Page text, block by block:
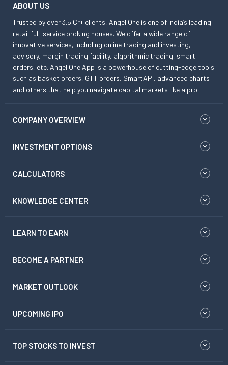
ABOUT US
Trusted by over 3.5 Cr+ clients, Angel One is one of India’s leading
retail full-service broking houses. We offer a wide range of
innovative services, including online trading and investing,
advisory, margin trading facility, algorithmic trading, smart
orders, etc. Angel One App is a powerhouse of cutting-edge tools
such as basket orders, GTT orders, SmartAPI, advanced charts
and others that help you navigate capital markets like a pro.
COMPANY OVERVIEW
INVESTMENT OPTIONS
CALCULATORS
KNOWLEDGE CENTER
LEARN TO EARN
BECOME A PARTNER
MARKET OUTLOOK
UPCOMING IPO
TOP STOCKS TO INVEST